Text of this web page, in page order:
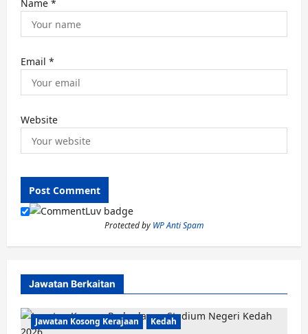
Name *
Email *
Website
Protected by WP Anti Spam
Jawatan Berkaitan
Jawatan Kosong Kerajaan Kedah